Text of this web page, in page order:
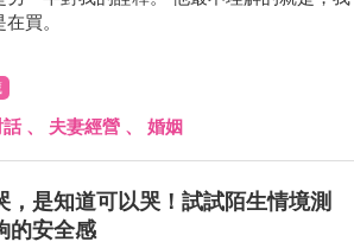
買。
話、 夫妻經營 、 婚姻
是知道可以哭！試試陌生情境測
的安全感